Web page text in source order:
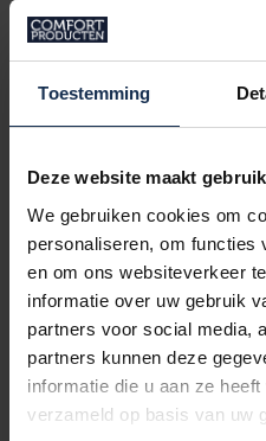
Toestemming
Deze website maakt
We gebruiken cookies om
personaliseren, om functies
en om ons websiteverkeer
informatie over uw gebruik
partners voor social media,
partners kunnen deze
informatie die u aan ze
verzameld op basis van uw
rechargeables -
VRAGEN
Of heeft u hulp
Neem dan
specialisten via
of 038 08 18 78
VU(S) RÉCEMMENT